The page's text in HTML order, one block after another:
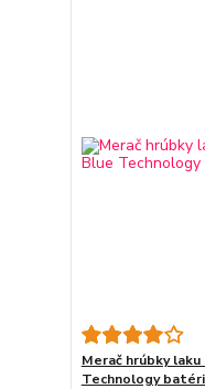
Merač hrúbky laku
Technology